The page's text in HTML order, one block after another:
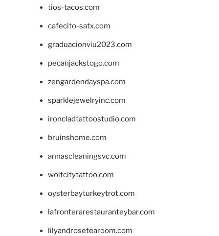
tios-tacos.com
cafecito-satx.com
graduacionviu2023.com
pecanjackstogo.com
zengardendayspa.com
sparklejewelryinc.com
ironcladtattoostudio.com
bruinshome.com
annascleaningsvc.com
wolfcitytattoo.com
oysterbayturkeytrot.com
lafronterarestauranteybar.com
lilyandrosetearoom.com